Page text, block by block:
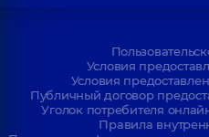
Условия
Условия
Публичный договор
Уголок потребителя
Правила